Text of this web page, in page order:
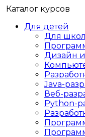
Каталог курсов
Для детей
Для
Дизайн
Java-
Веб-
Python-